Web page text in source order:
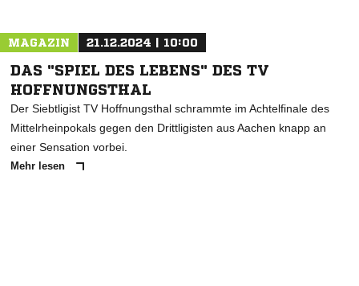
MAGAZIN 21.12.2024 | 10:00
DAS "SPIEL DES LEBENS" DES TV
HOFFNUNGSTHAL
Der Siebtligist TV Hoffnungsthal schrammte im Achtelfinale des
Mittelrheinpokals gegen den Drittligisten aus Aachen knapp an
einer Sensation vorbei.
Mehr lesen